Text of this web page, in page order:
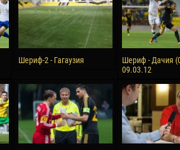
Шериф-2 - Гагаузия
Шериф - Дачия
09.03.12